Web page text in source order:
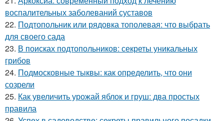
воспалительных заболеваний суставов
22. Подтопольник или рядовка тополевая: что выбрать
для своего сада
23. В поисках подтопольников: секреты уникальных
грибов
24. Подмосковные тыквы: как определить, что они
созрели
25. Как увеличить урожай яблок и груш: два простых
правила